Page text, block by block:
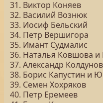
31. Виктор Коняев
32. Василий Вознюк
33. Иосиф Бельский
34. Петр Вершигора
35. Имант Судмалис
36. Наталья Ковшова
37. Александр Колдунов
38. Борис Капустин и
39. Семен Хохряков
40. Петр Еремеев